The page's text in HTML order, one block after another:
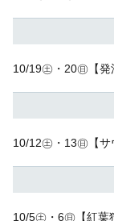
10/19㊏・20㊐【発
10/12㊏・13㊐【サ
10/5㊏・6㊐【紅葉